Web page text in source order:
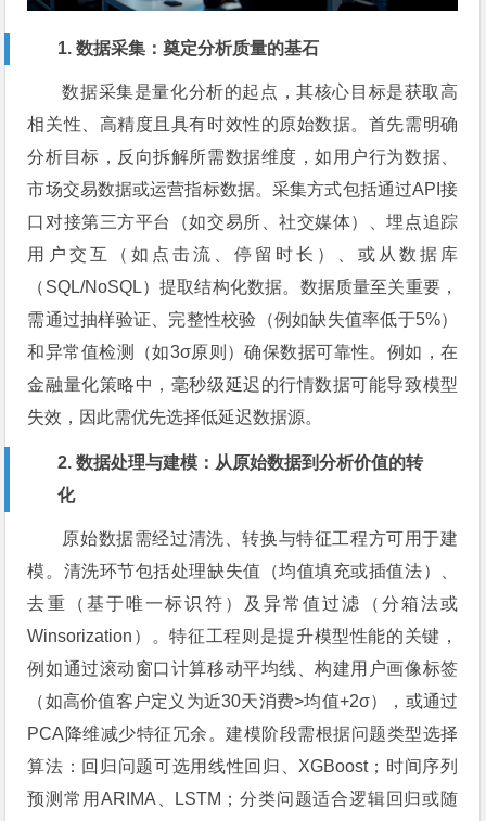
1. 数据采集：奠定分析质量的基石
数据采集是量化分析的起点，其核心目标是获取高
相关性、高精度且具有时效性的原始数据。首先需明确
分析目标，反向拆解所需数据维度，如用户行为数据、
市场交易数据或运营指标数据。采集方式包括通过API接
口对接第三方平台（如交易所、社交媒体）、埋点追踪
用户交互（如点击流、停留时长）、或从数据库
（SQL/NoSQL）提取结构化数据。数据质量至关重要，
需通过抽样验证、完整性校验（例如缺失值率低于5%）
和异常值检测（如3σ原则）确保数据可靠性。例如，在
金融量化策略中，毫秒级延迟的行情数据可能导致模型
失效，因此需优先选择低延迟数据源。
2. 数据处理与建模：从原始数据到分析价值的转
化
原始数据需经过清洗、转换与特征工程方可用于建
模。清洗环节包括处理缺失值（均值填充或插值法）、
去重（基于唯一标识符）及异常值过滤（分箱法或
Winsorization）。特征工程则是提升模型性能的关键，
例如通过滚动窗口计算移动平均线、构建用户画像标签
（如高价值客户定义为近30天消费>均值+2σ），或通过
PCA降维减少特征冗余。建模阶段需根据问题类型选择
算法：回归问题可选用线性回归、XGBoost；时间序列
预测常用ARIMA、LSTM；分类问题适合逻辑回归或随